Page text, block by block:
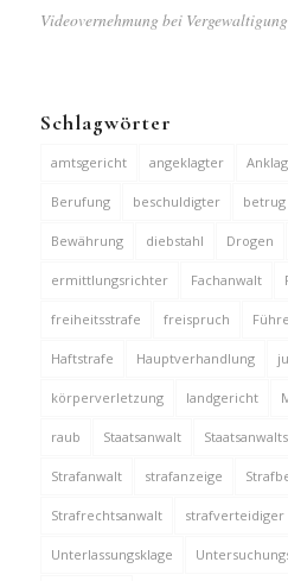
Videovernehmung bei Vergewaltigung
Schlagwörter
amtsgericht angeklagter
Berufung beschuldigter betrug
Bewährung diebstahl Drogen
ermittlungsrichter Fachanwalt
freiheitsstrafe freispruch
Haftstrafe Hauptverhandlung
körperverletzung landgericht
raub Staatsanwalt
Strafanwalt strafanzeige
Strafrechtsanwalt strafverteidiger
Unterlassungsklage